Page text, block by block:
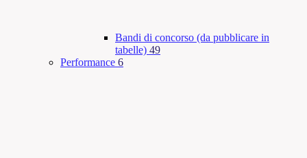
Bandi di concorso (da pubblicare in
tabelle) 49
Performance 6